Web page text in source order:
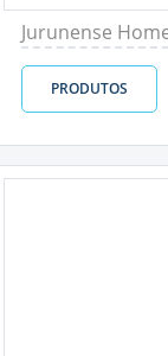
Jurunense
PRODUTOS